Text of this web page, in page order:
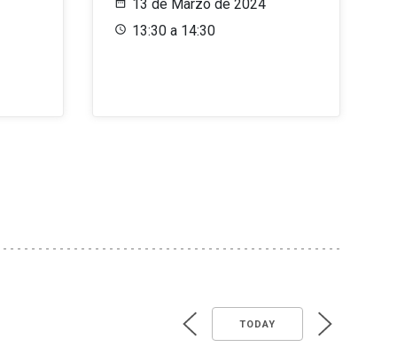
13 de Marzo de 2024
13:30 a 14:30
TODAY